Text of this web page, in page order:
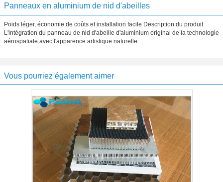
Panneaux en aluminium de nid d'abeilles
Poids léger, économie de coûts et installation facile Description du produit
L'intégration du panneau de nid d'abeille d'aluminium original de la technologie
aérospatiale avec l'apparence artistique naturelle ...
Vous pourriez également aimer